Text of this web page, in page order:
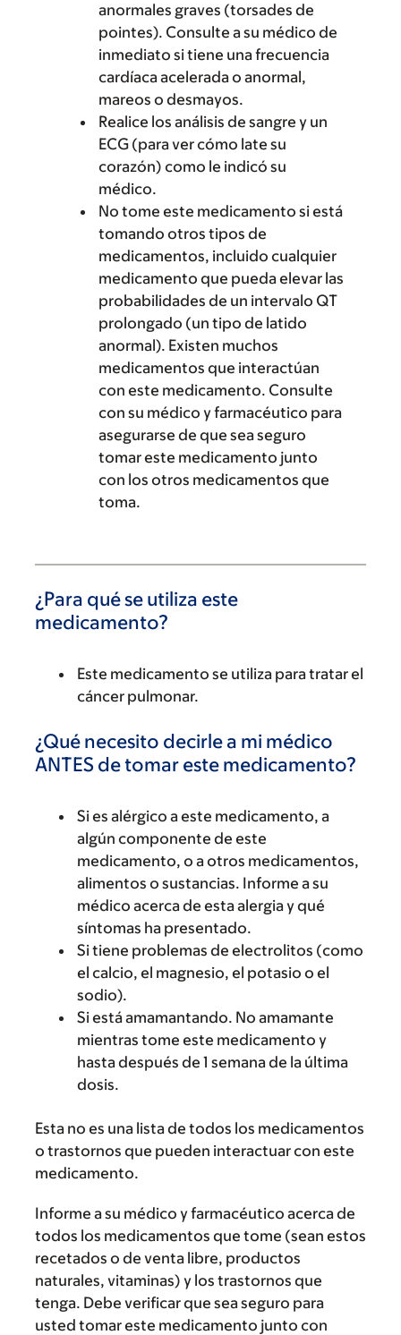
anormales graves (torsades de
pointes). Consulte a su médico de
inmediato si tiene una frecuencia
cardíaca acelerada o anormal,
mareos o desmayos.
Realice los análisis de sangre y un
ECG (para ver cómo late su
corazón) como le indicó su
médico.
No tome este medicamento si está
tomando otros tipos de
medicamentos, incluido cualquier
medicamento que pueda elevar las
probabilidades de un intervalo QT
prolongado (un tipo de latido
anormal). Existen muchos
medicamentos que interactúan
con este medicamento. Consulte
con su médico y farmacéutico para
asegurarse de que sea seguro
tomar este medicamento junto
con los otros medicamentos que
toma.
¿Para qué se utiliza este
medicamento?
Este medicamento se utiliza para tratar el
cáncer pulmonar.
¿Qué necesito decirle a mi médico
ANTES de tomar este medicamento?
Si es alérgico a este medicamento, a
algún componente de este
medicamento, o a otros medicamentos,
alimentos o sustancias. Informe a su
médico acerca de esta alergia y qué
síntomas ha presentado.
Si tiene problemas de electrolitos (como
el calcio, el magnesio, el potasio o el
sodio).
Si está amamantando. No amamante
mientras tome este medicamento y
hasta después de 1 semana de la última
dosis.
Esta no es una lista de todos los medicamentos
o trastornos que pueden interactuar con este
medicamento.
Informe a su médico y farmacéutico acerca de
todos los medicamentos que tome (sean estos
recetados o de venta libre, productos
naturales, vitaminas) y los trastornos que
tenga. Debe verificar que sea seguro para
usted tomar este medicamento junto con